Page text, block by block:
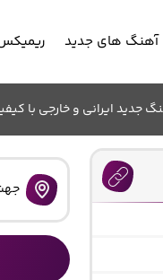
آهنگ های جدید
ایرانی و خارجی با